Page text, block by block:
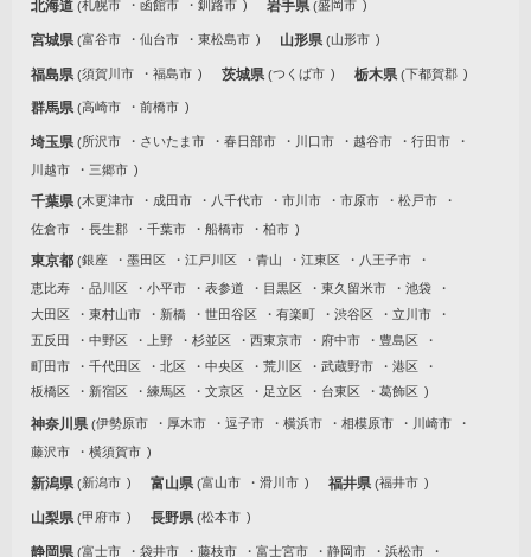
北海道 札幌市 函館市 釧路市 岩手県 盛岡市
宮城県 富谷市 仙台市 東松島市 山形県 山形市
福島県 須賀川市 福島市 茨城県 つくば市 栃木県 下都賀郡
群馬県 高崎市 前橋市
埼玉県 所沢市 さいたま市 春日部市 川口市 越谷市
行田市
川越市
三郷市
千葉県 木更津市 成田市 八千代市 市川市 市原市
松戸市
佐倉市
長生郡 千葉市 船橋市 柏市
東京都 銀座 墨田区 江戸川区 青山 江東区
八王子市
恵比寿
品川区 小平市 表参道 目黒区 東久留米市
池袋
大田区
東村山市 新橋 世田谷区 有楽町 渋谷区
立川市
五反田
中野区 上野 杉並区 西東京市 府中市
豊島区
町田市
千代田区 北区 中央区 荒川区 武蔵野市
港区
板橋区
新宿区 練馬区 文京区 足立区 台東区 葛飾区
神奈川県 伊勢原市 厚木市 逗子市 横浜市 相模原市
川崎市
藤沢市
横須賀市
新潟県 新潟市 富山県 富山市 滑川市 福井県 福井市
山梨県 甲府市 長野県 松本市
静岡県 富士市 袋井市 藤枝市 富士宮市 静岡市
浜松市